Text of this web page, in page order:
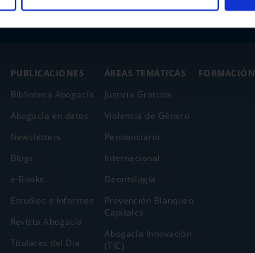
PUBLICACIONES
Biblioteca Abogacía
Abogacía en datos
Newsletters
Blogs
e-Books
Estudios e Informes
Revista Abogacía
Titulares del Día
ÁREAS TEMÁTICAS
Justicia Gratuita
Violencia de Género
Penitenciario
Internacional
Deontología
Prevención Blanqueo
Capitales
Abogacía Innovación
(TIC)
FORMACIÓN